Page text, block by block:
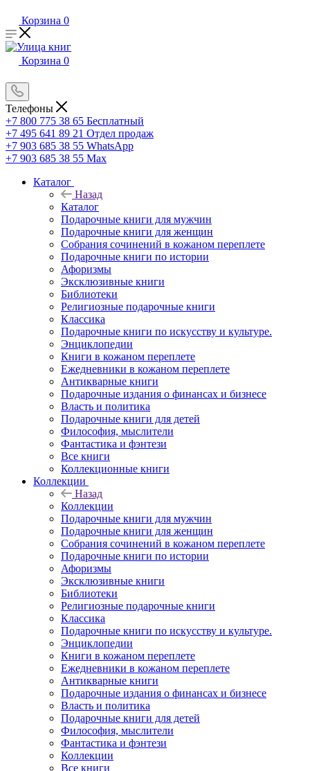
Корзина 0
Корзина 0
Телефоны
+7 800 775 38 65 Бесплатный
+7 495 641 89 21 Отдел продаж
+7 903 685 38 55 WhatsApp
+7 903 685 38 55 Max
Каталог
Назад
Каталог
Подарочные книги для мужчин
Подарочные книги для женщин
Собрания сочинений в кожаном переплете
Подарочные книги по истории
Афоризмы
Эксклюзивные книги
Библиотеки
Религиозные подарочные книги
Классика
Подарочные книги по искусству и культуре.
Энциклопедии
Книги в кожаном переплете
Ежедневники в кожаном переплете
Антикварные книги
Подарочные издания о финансах и бизнесе
Власть и политика
Подарочные книги для детей
Философия, мыслители
Фантастика и фэнтези
Все книги
Коллекционные книги
Коллекции
Назад
Коллекции
Подарочные книги для мужчин
Подарочные книги для женщин
Собрания сочинений в кожаном переплете
Подарочные книги по истории
Афоризмы
Эксклюзивные книги
Библиотеки
Религиозные подарочные книги
Классика
Подарочные книги по искусству и культуре.
Энциклопедии
Книги в кожаном переплете
Ежедневники в кожаном переплете
Антикварные книги
Подарочные издания о финансах и бизнесе
Власть и политика
Подарочные книги для детей
Философия, мыслители
Фантастика и фэнтези
Коллекции
Все книги